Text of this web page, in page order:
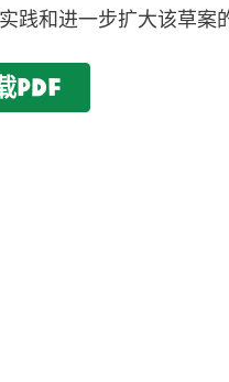
践和进一步扩大该草案
PDF